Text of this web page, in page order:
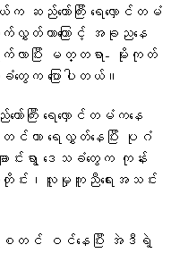
ည်တော်ကြီး ရေလှောင်တမံ
လွှတ်တာကြောင့် အခု‌‌ညနေ
ာက်လာပြီး မတ္တရာ- မိုးကုတ်
တွေက ပြောပါတယ်။
ာ်ကြီး ရေလှောင်တမံကနေ
ာ ရေလွှတ်နေပြီး ပုဂံ
ောင်းရွာ ဒေသခံတွေက ‌‌‌‌‌‌‌‌‌‌‌‌‌‌‌‌‌‌‌‌‌‌‌‌‌ကုန်း
းတိုင်း၊လူမှုကူညီရေးအသင်း
စတင် ဝင်နေပြီး အဲဒီ‌‌ရဲ့